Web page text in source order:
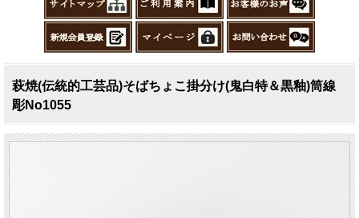
萩焼(伝統的工芸品)そばちょこ掛分け(鬼白特＆黒釉)筒線
彫No1055